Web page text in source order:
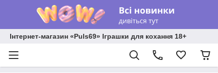
Інтернет-магазин «Puls69» Іграшки для кохання 18+